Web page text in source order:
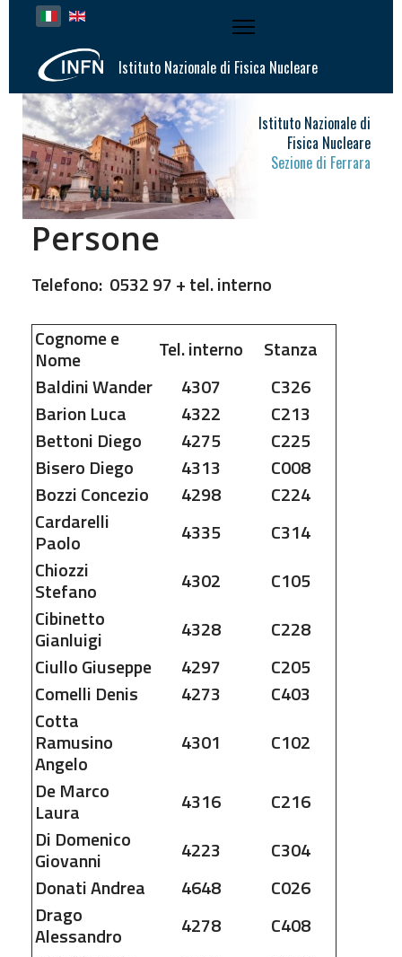
Seleziona la tua lingua
Istituto Nazionale di Fisica Nucleare
Istituto Nazionale di
Fisica Nucleare
Sezione di Ferrara
Persone
Telefono: 0532 97 + tel. interno
Cognome e
Nome Tel. interno
Stanza
BaldiniWander 4307
C326
BarionLuca 4322
C213
Bettoni Diego 4275
C225
Bisero Diego 4313
C008
BozziConcezio 4298
C224
Cardarelli
Paolo 4335
C314
Chiozzi
Stefano 4302
C105
Cibinetto
Gianluigi 4328
C228
CiulloGiuseppe 4297
C205
Comelli Denis 4273
C403
Cotta
Ramusino
Angelo
4301
C102
De Marco
Laura 4316
C216
Di Domenico
Giovanni 4223
C304
DonatiAndrea 4648
C026
Drago
Alessandro 4278
C408